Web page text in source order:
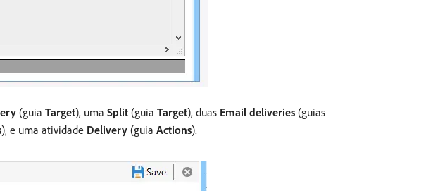
(guia Target), uma Split (guia Target), duas Email deliveries (guias
), e uma atividade Delivery (guia Actions).